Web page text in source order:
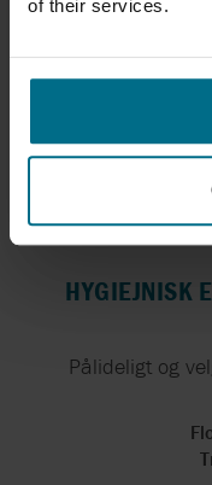
of their services.
HYGIEJNISK
Pålideligt og